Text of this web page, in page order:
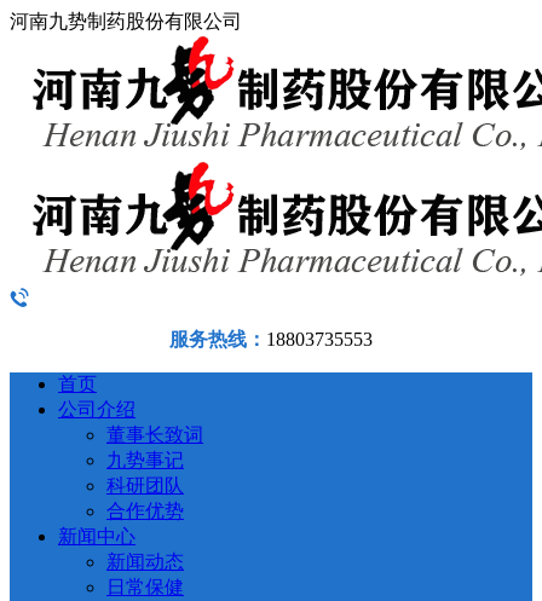
河南九势制药股份有限公司
服务热线： 18803735553
首页
公司介绍
董事长致词
九势事记
科研团队
合作优势
新闻中心
新闻动态
日常保健